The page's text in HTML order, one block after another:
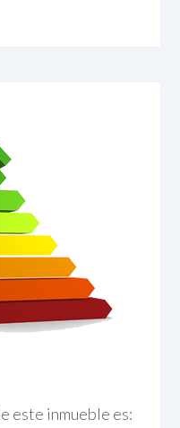
este inmueble es: